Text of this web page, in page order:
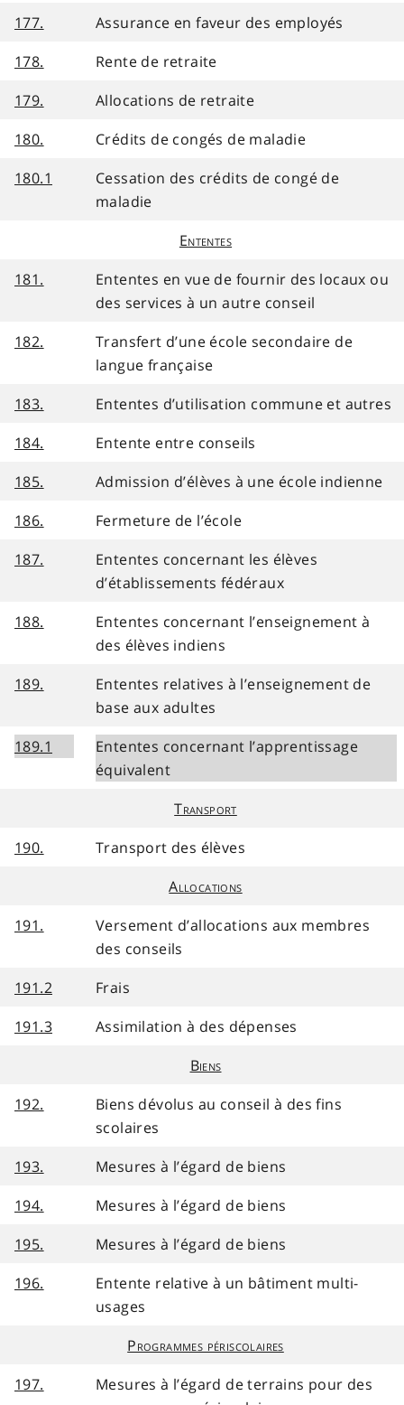
177.
Assurance en faveur des employés
178.
Rente de retraite
179.
Allocations de retraite
180.
Crédits de congés de maladie
180.1
Cessation des crédits de congé de
maladie
Ententes
181.
Ententes en vue de fournir des locaux ou
des services à un autre conseil
182.
Transfert d’une école secondaire de
langue française
183.
Ententes d’utilisation commune et autres
184.
Entente entre conseils
185.
Admission d’élèves à une école indienne
186.
Fermeture de l’école
187.
Ententes concernant les élèves
d’établissements fédéraux
188.
Ententes concernant l’enseignement à
des élèves indiens
189.
Ententes relatives à l’enseignement de
base aux adultes
189.1
Ententes concernant l’apprentissage
équivalent
Transport
190.
Transport des élèves
Allocations
191.
Versement d’allocations aux membres
des conseils
191.2
Frais
191.3
Assimilation à des dépenses
Biens
192.
Biens dévolus au conseil à des fins
scolaires
193.
Mesures à l’égard de biens
194.
Mesures à l’égard de biens
195.
Mesures à l’égard de biens
196.
Entente relative à un bâtiment multi-
usages
Programmes périscolaires
197.
Mesures à l’égard de terrains pour des